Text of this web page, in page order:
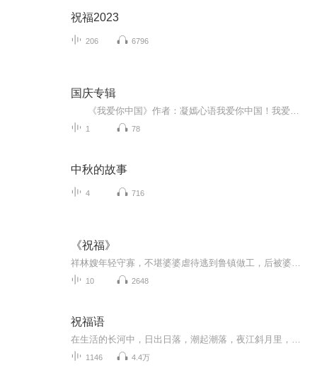
祝福2023
206 6796
国庆专辑
1 78
中秋的故事
4 716
《祝福》
10 2648
祝福语
1146 4.4万